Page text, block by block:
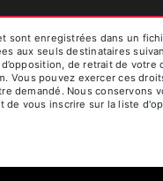
enregistrées dans un
seuls destinataires
de retrait de
pouvez exercer ces
demandé. Nous
vous inscrire sur la liste